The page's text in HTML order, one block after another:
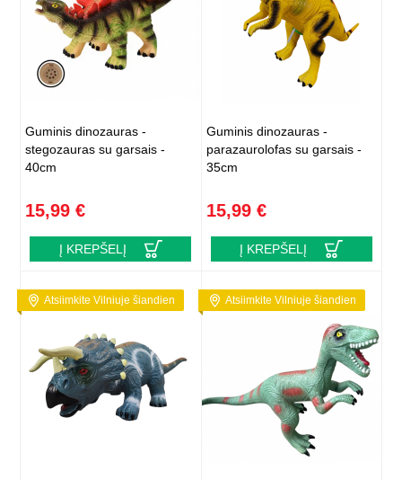
Guminis dinozauras -
stegozauras su garsais -
40cm
15,99 €
Į KREPŠELĮ
Guminis dinozauras -
parazaurolofas su garsais -
35cm
15,99 €
Į KREPŠELĮ
Atsiimkite Vilniuje šiandien Atsiimkite Vilniuje šiandien